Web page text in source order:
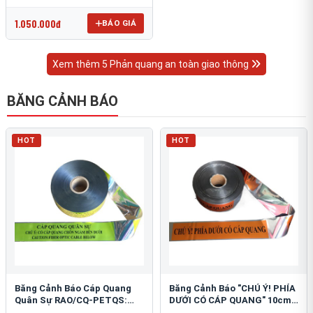
1.050.000đ BÁO GIÁ
Xem thêm 5 Phản quang an toàn giao thông
BĂNG CẢNH BÁO
HOT
Băng Cảnh Báo Cáp Quang
Quân Sự RAO/CQ-PETQS:
HOT
Băng Cảnh Báo "CHÚ Ý! PHÍA
DƯỚI CÓ CÁP QUANG" 10cm: